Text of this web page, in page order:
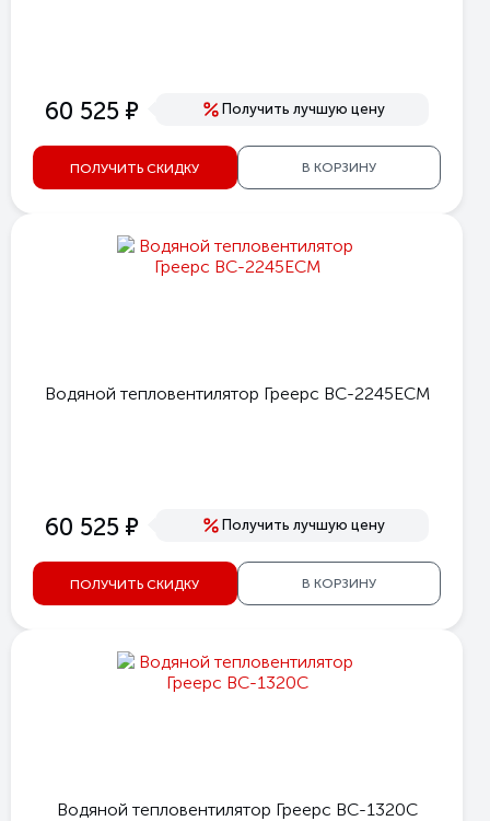
60 525 е Получить лучшую цену
ПОЛУЧИТЬ СКИДКУ В КОРЗИНУ
Водяной тепловентилятор Греерс ВС-2245ЕСМ
60 525 е Получить лучшую цену
ПОЛУЧИТЬ СКИДКУ В КОРЗИНУ
Водяной тепловентилятор Греерс ВС-1320С